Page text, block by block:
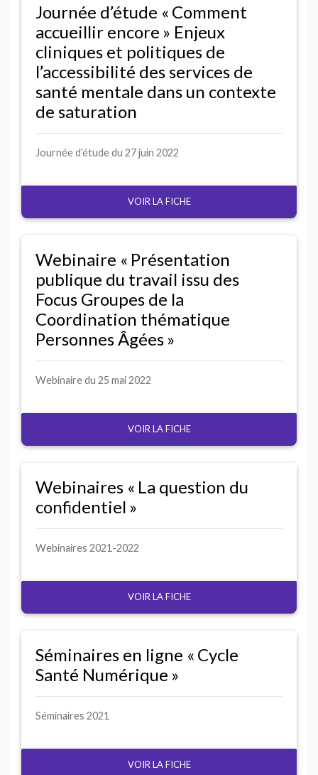
Journée d’étude « Comment
accueillir encore » Enjeux
cliniques et politiques de
l’accessibilité des services de
santé mentale dans un contexte
de saturation
Journée d’étude du 27 juin 2022
VOIR LA FICHE
Webinaire « Présentation
publique du travail issu des
Focus Groupes de la
Coordination thématique
Personnes Âgées »
Webinaire du 25 mai 2022
VOIR LA FICHE
Webinaires « La question du
confidentiel »
Webinaires 2021-2022
VOIR LA FICHE
Séminaires en ligne « Cycle
Santé Numérique »
Séminaires 2021
VOIR LA FICHE